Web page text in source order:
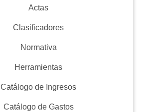
Actas
Clasificadores
Normativa
Herramientas
Catálogo de Ingresos
Catálogo de Gastos